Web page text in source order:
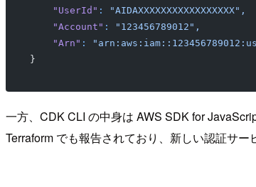
    "UserId"
:
"AIDAXXXXXXXXXXXXXXXXX",
    "Account"
:
"123456789012",
    "Arn"
:
}
一方、CDK CLI の中身は AWS SDK for
Terraform でも報告されており、新しい認証サ